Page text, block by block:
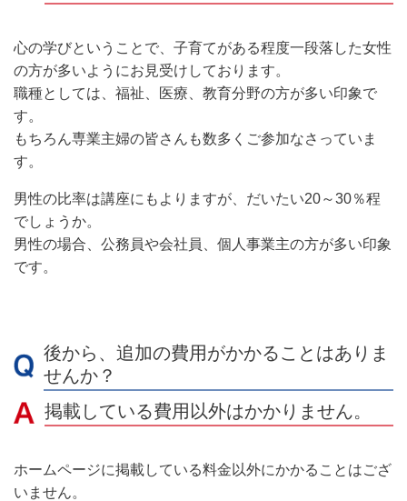
心の学びということで、子育てがある程度一段落した女性
の方が多いようにお見受けしております。
職種としては、福祉、医療、教育分野の方が多い印象で
す。
もちろん専業主婦の皆さんも数多くご参加なさっていま
す。
男性の比率は講座にもよりますが、だいたい20～30％程
でしょうか。
男性の場合、公務員や会社員、個人事業主の方が多い印象
です。
後から、追加の費用がかかることはありま
せんか？
掲載している費用以外はかかりません。
ホームページに掲載している料金以外にかかることはござ
いません。